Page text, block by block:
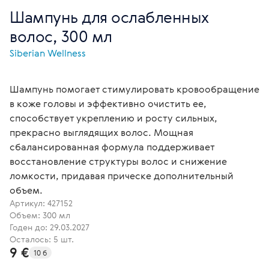
Шампунь для ослабленных
волос, 300 мл
Siberian Wellness
Шампунь помогает стимулировать кровообращение
в коже головы и эффективно очистить ее,
способствует укреплению и росту сильных,
прекрасно выглядящих волос. Мощная
сбалансированная формула поддерживает
восстановление структуры волос и снижение
ломкости, придавая прическе дополнительный
объем.
Артикул: 427152
Объем: 300 мл
Годен до: 29.03.2027
Осталось: 5 шт.
9 € 10 б